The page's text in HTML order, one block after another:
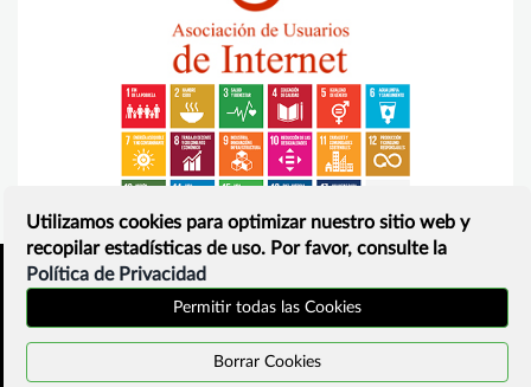
Política de privacidad
¿Que es?
Contacto
Utilizamos cookies para optimizar nuestro sitio web y
recopilar estadísticas de uso. Por favor, consulte la
Política de Privacidad
Permitir todas las Cookies
Borrar Cookies